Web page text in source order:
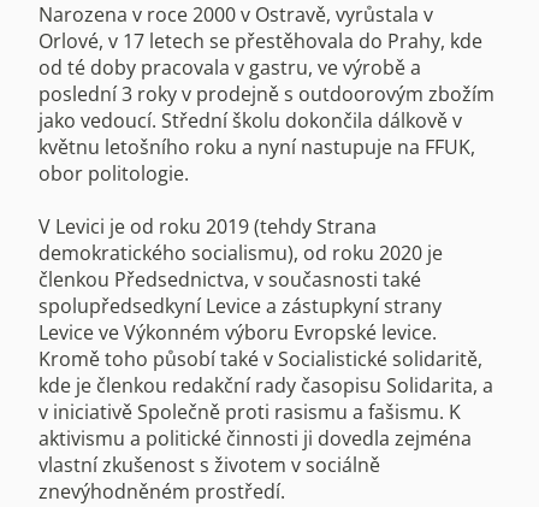
Narozena v roce 2000 v Ostravě, vyrůstala v
Orlové, v 17 letech se přestěhovala do Prahy, kde
od té doby pracovala v gastru, ve výrobě a
poslední 3 roky v prodejně s outdoorovým zbožím
jako vedoucí. Střední školu dokončila dálkově v
květnu letošního roku a nyní nastupuje na FFUK,
obor politologie.
V Levici je od roku 2019 (tehdy Strana
demokratického socialismu), od roku 2020 je
členkou Předsednictva, v současnosti také
spolupředsedkyní Levice a zástupkyní strany
Levice ve Výkonném výboru Evropské levice.
Kromě toho působí také v Socialistické solidaritě,
kde je členkou redakční rady časopisu Solidarita, a
v iniciativě Společně proti rasismu a fašismu. K
aktivismu a politické činnosti ji dovedla zejména
vlastní zkušenost s životem v sociálně
znevýhodněném prostředí.